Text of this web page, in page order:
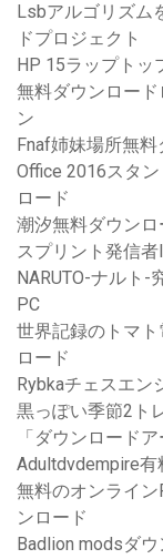
Lsbアルゴリズム
ドプロジェクト
HP 15ラップトッ
無料ダウンロー
ン
Fnaf姉妹場所無
Office 2016スタ
ロード
潮汐無料ダウンロ
スプリント発信
NARUTO-ナルト-
PC
世界記録のトマ
ロード
Rybkaチェスエン
黒っぽい季節2ト
「ダウンロード
Adultdvdempire
無料のオンライ
ンロード
Badlion modsダ